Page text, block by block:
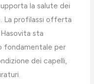
la salute dei
La profilassi offerta
sta
fondamentale per
dei capelli,